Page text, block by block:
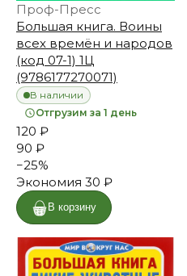
Проф-Пресс
Большая книга. Воины
всех времён и народов
(код 07-1) 1Ц
(9786177270071)
В наличии
Отгрузим за 1 день
120 ₽
90 ₽
−25%
Экономия 30 ₽
В корзину